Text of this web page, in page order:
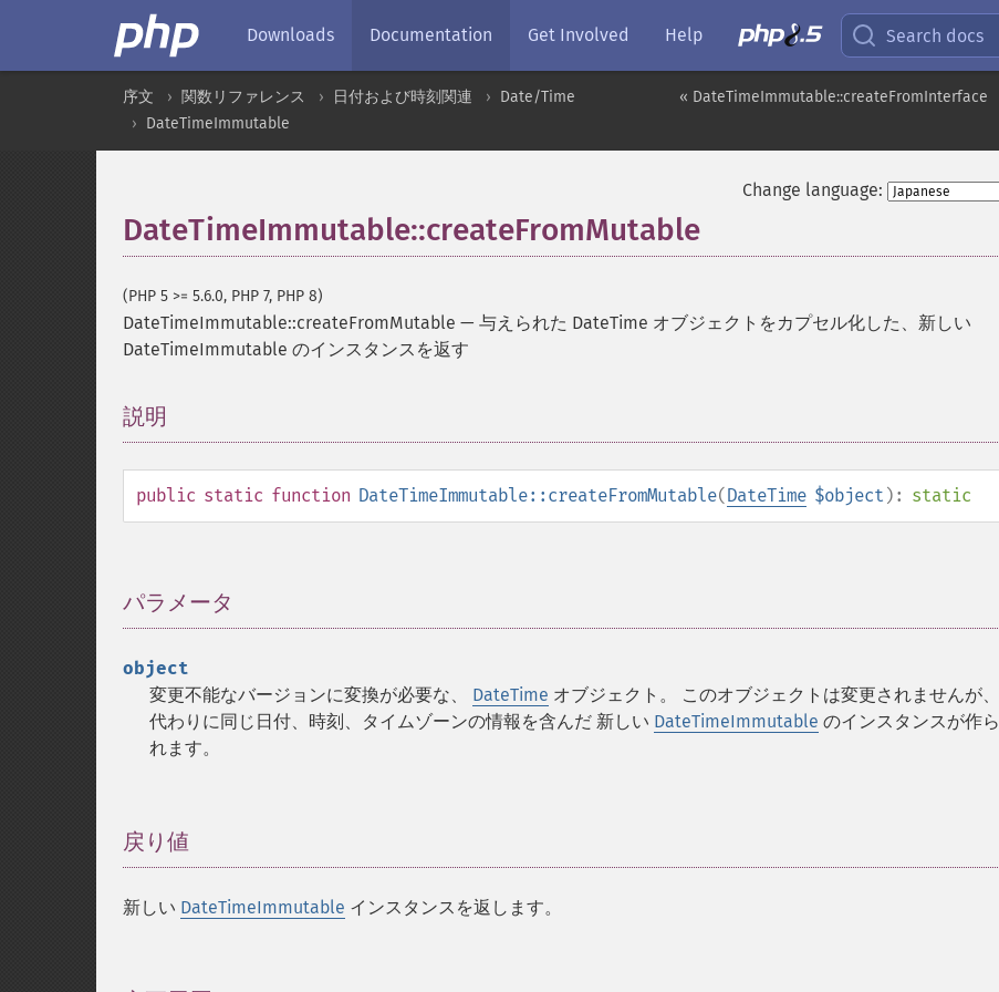
Downloads Documentation Get Involved Help Search docs
« DateTimeImmutable::createFromInterface
序文 関数リファレンス 日付および時刻関連
Date/Time
DateTimeImmutable
Change language:
DateTimeImmutable::createFromMutable
(PHP 5 >= 5.6.0, PHP 7, PHP 8)
DateTimeImmutable::createFromMutable — 与えられた DateTime オブジェクトをカプセル化した、新しい
DateTimeImmutable のインスタンスを返す
説明
public static function DateTimeImmutable::createFromMutable(DateTime $object ): static
パラメータ
object
変更不能なバージョンに変換が必要な、 DateTime オブジェクト。 このオブジェクトは変更されませんが、
代わりに同じ日付、時刻、タイムゾーンの情報を含んだ 新しい DateTimeImmutable のインスタンスが作ら
れます。
戻り値
新しい DateTimeImmutable インスタンスを返します。